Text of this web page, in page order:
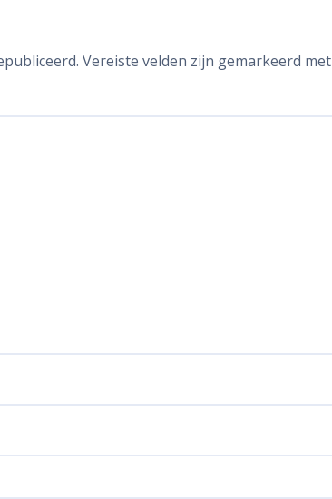
Vereiste velden zijn gemarkeerd met